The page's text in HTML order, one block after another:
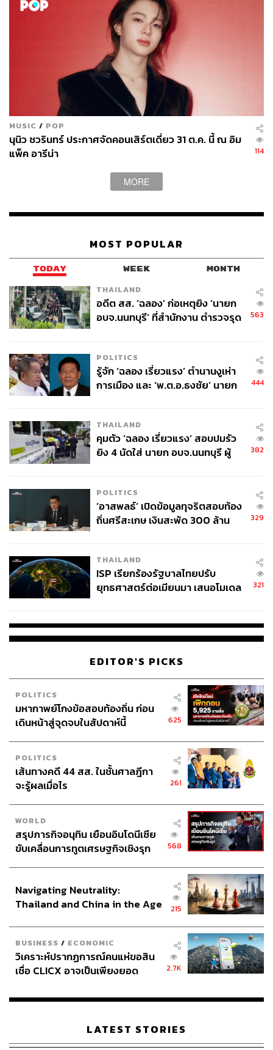
MUSIC / POP
นุนิว ชวรินทร์ ประกาศจัดคอนเสิร์ตเดี่ยว 31 ต.ค. นี้ ณ อิม
แพ็ค อารีน่า
114
MORE
MOST POPULAR
TODAY WEEK MONTH
THAILAND
อดีต สส. ‘ฉลอง’ ก่อเหตุยิง ‘นายก
อบจ.นนทบุรี’ ที่สำนักงาน ตำรวจรุด
563
POLITICS
รู้จัก ‘ฉลอง เรี่ยวแรง’ ตำนานงูเห่า
การเมือง และ ‘พ.ต.อ.ธงชัย’ นายก
444
THAILAND
คุมตัว ‘ฉลอง เรี่ยวแรง’ สอบปมรัว
ยิง 4 นัดใส่ นายก อบจ.นนทบุรี ผู้
382
POLITICS
‘อาสพลธ์’ เปิดข้อมูลทุจริตสอบท้อง
ถิ่นศรีสะเกษ เงินสะพัด 300 ล้าน
329
THAILAND
ISP เรียกร้องรัฐบาลไทยปรับ
ยุทธศาสตร์ต่อเมียนมา เสนอโมเดล
321
EDITOR'S PICKS
POLITICS
มหากาพย์โกงข้อสอบท้องถิ่น ก่อน
เดินหน้าสู่จุดจบในสัปดาห์นี้
625
POLITICS
เส้นทางคดี 44 สส. ในชั้นศาลฎีกา
จะรู้ผลเมื่อไร
261
WORLD
สรุปภารกิจอนุทิน เยือนอินโดนีเซีย
ขับเคลื่อนการทูตเศรษฐกิจเชิงรุก
568
Navigating Neutrality:
Thailand and China in the Age
215
BUSINESS / ECONOMIC
วิเคราะห์ปรากฏการณ์คนแห่ขอสิน
เชื่อ CLICX อาจเป็นเพียงยอด
เรือนไทยที่ถูกซุกไว้
2.7K
LATEST STORIES